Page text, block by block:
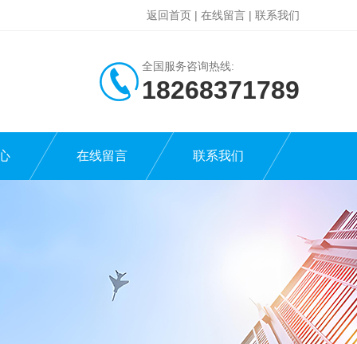
返回首页 | 在线留言 | 联系我们
全国服务咨询热线:
18268371789
在线留言 联系我们